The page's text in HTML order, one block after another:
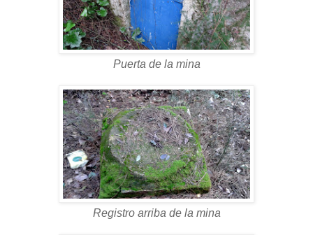
Puerta de la mina
Registro arriba de la mina